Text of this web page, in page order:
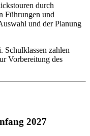
durch
Führungen und
und der Planung
Schulklassen zahlen
Vorbereitung des
2027